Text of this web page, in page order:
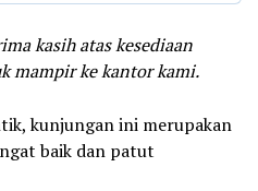
kasih atas kesediaan
mampir ke kantor kami.
kunjungan ini merupakan
baik dan patut